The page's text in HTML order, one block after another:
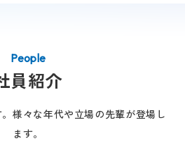
員紹介
様々な年代や立場の先輩が登場し
ます。